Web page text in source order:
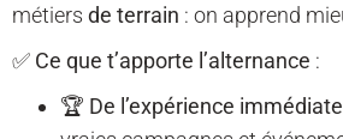
métiers de terrain : on apprend
✅ Ce que t’apporte l’alternance :
🏆 De l’expérience immédiate